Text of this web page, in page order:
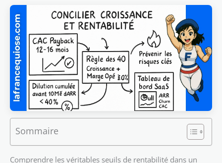
Sommaire
Comprendre les véritables seuils de rentabilité dans un